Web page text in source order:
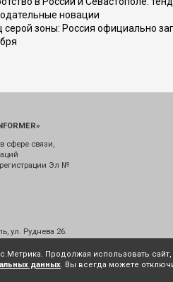
новации
серой зоны: Россия официально
сфере связи,
Эл №
ул. Руднева 26.
Продолжая использовать
данных. Вы всегда можете